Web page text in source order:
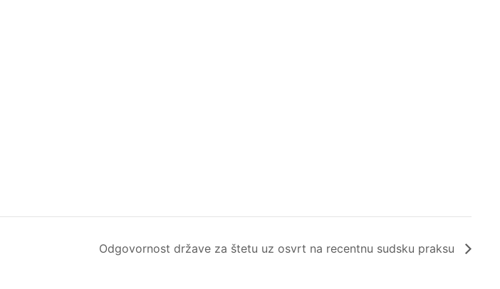
Odgovornost države za štetu uz osvrt na recentnu sudsku praksu